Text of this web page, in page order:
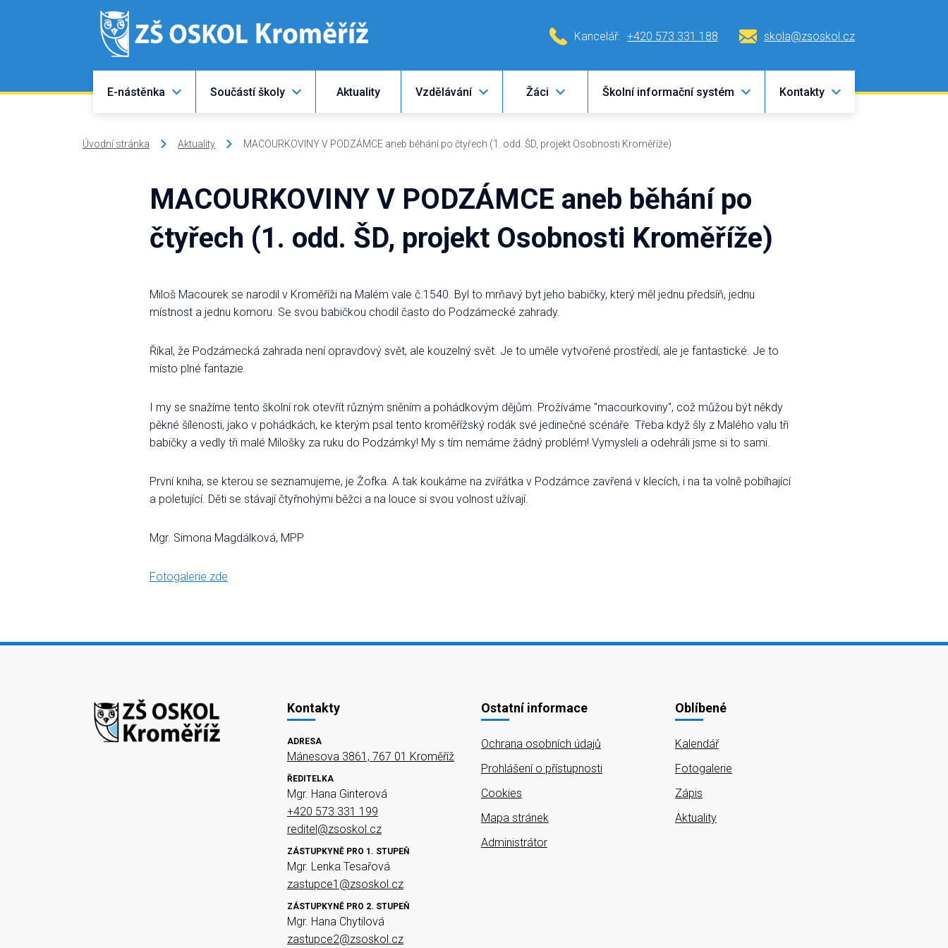
Kancelář: +420 573 331 188 skola@zsoskol.cz
E-nástěnka Součástí školy Aktuality Vzdělávání Žáci Školní informační systém Kontakty
Úvodní stránka Aktuality MACOURKOVINY V PODZÁMCE aneb běhání po čtyřech (1. odd. ŠD, projekt Osobnosti Kroměříže)
MACOURKOVINY V PODZÁMCE aneb běhání po
čtyřech (1. odd. ŠD, projekt Osobnosti Kroměříže)
Miloš Macourek se narodil v Kroměříži na Malém vale č.1540. Byl to mrňavý byt jeho babičky, který měl jednu předsíň, jednu
místnost a jednu komoru. Se svou babičkou chodil často do Podzámecké zahrady.
Říkal, že Podzámecká zahrada není opravdový svět, ale kouzelný svět. Je to uměle vytvořené prostředí, ale je fantastické. Je to
místo plné fantazie.
I my se snažíme tento školní rok otevřít různým sněním a pohádkovým dějům. Prožíváme "macourkoviny", což můžou být někdy
pěkné šílenosti, jako v pohádkách, ke kterým psal tento kroměřížský rodák své jedinečné scénáře. Třeba když šly z Malého valu tři
babičky a vedly tři malé Milošky za ruku do Podzámky! My s tím nemáme žádný problém! Vymysleli a odehráli jsme si to sami.
První kniha, se kterou se seznamujeme, je Žofka. A tak koukáme na zvířátka v Podzámce zavřená v klecích, i na ta volně pobíhající
a poletující. Děti se stávají čtyřnohými běžci a na louce si svou volnost užívají.
Mgr. Simona Magdálková, MPP
Fotogalerie zde
Kontakty
ADRESA
Mánesova 3861, 767 01 Kroměříž
ŘEDITELKA
Mgr. Hana Ginterová
+420 573 331 199
reditel@zsoskol.cz
ZÁSTUPKYNĚ PRO 1. STUPEŇ
Mgr. Lenka Tesařová
zastupce1@zsoskol.cz
ZÁSTUPKYNĚ PRO 2. STUPEŇ
Mgr. Hana Chytilová
zastupce2@zsoskol.cz
Ostatní informace
Ochrana osobních údajů
Prohlášení o přístupnosti
Cookies
Mapa stránek
Administrátor
Oblíbené
Kalendář
Fotogalerie
Zápis
Aktuality